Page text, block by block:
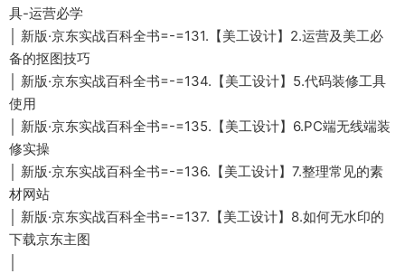
具-运营必学
│ 新版·京东实战百科全书=-=131.【美工设计】2.运营及美工必
备的抠图技巧
│ 新版·京东实战百科全书=-=134.【美工设计】5.代码装修工具
使用
│ 新版·京东实战百科全书=-=135.【美工设计】6.PC端无线端装
修实操
│ 新版·京东实战百科全书=-=136.【美工设计】7.整理常见的素
材网站
│ 新版·京东实战百科全书=-=137.【美工设计】8.如何无水印的
下载京东主图